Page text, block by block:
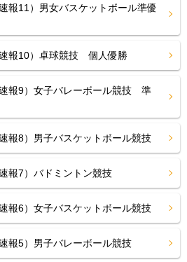
報11）男女バスケットボール準優
報10）卓球競技 個人優勝
報9）女子バレーボール競技 準
報8）男子バスケットボール競技
報7）バドミントン競技
報6）女子バスケットボール競技
報5）男子バレーボール競技